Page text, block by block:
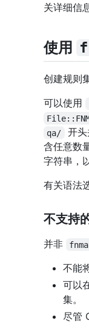
关详细信
使用
创建规则
可以使用
qa/ 开
含任意数
字符串，
有关语法
不支持
并非
不能
可以
集。
尽管